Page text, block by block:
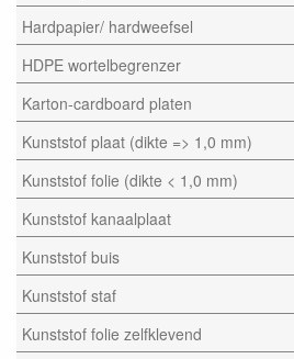
Hardpapier/ hardweefsel
HDPE wortelbegrenzer
Karton-cardboard platen
Kunststof plaat (dikte => 1,0 mm)
Kunststof folie (dikte < 1,0 mm)
Kunststof kanaalplaat
Kunststof buis
Kunststof staf
Kunststof folie zelfklevend